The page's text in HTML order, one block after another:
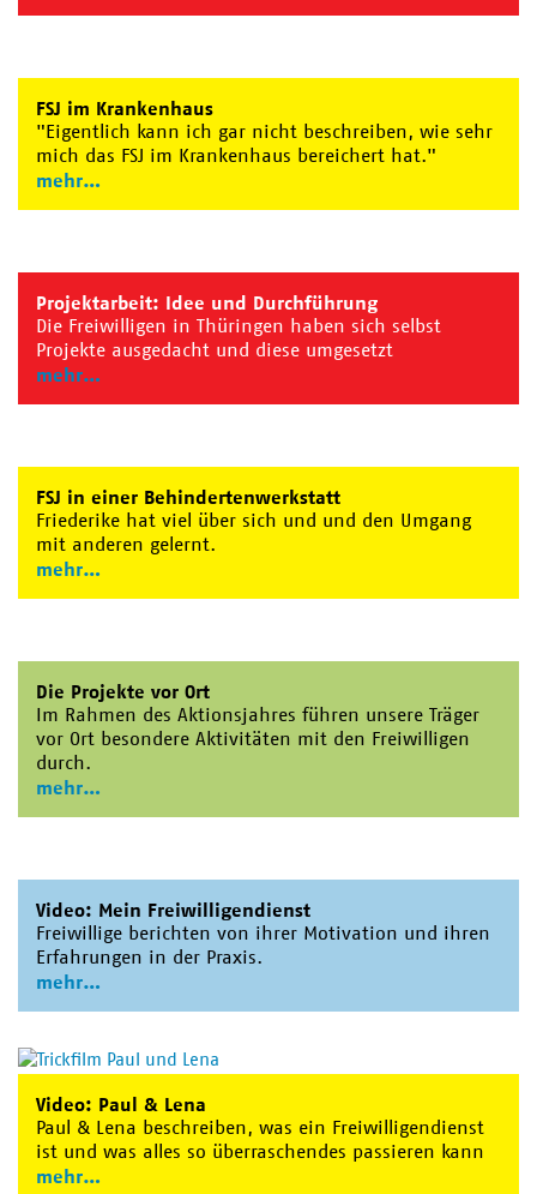
FSJ im Krankenhaus
"Eigentlich kann ich gar nicht beschreiben, wie sehr
mich das FSJ im Krankenhaus bereichert hat."
mehr
Projektarbeit: Idee und Durchführung
Die Freiwilligen in Thüringen haben sich selbst
Projekte ausgedacht und diese umgesetzt
mehr
FSJ in einer Behindertenwerkstatt
Friederike hat viel über sich und und den Umgang
mit anderen gelernt.
mehr
Die Projekte vor Ort
Im Rahmen des Aktionsjahres führen unsere Träger
vor Ort besondere Aktivitäten mit den Freiwilligen
durch.
mehr
Video: Mein Freiwilligendienst
Freiwillige berichten von ihrer Motivation und ihren
Erfahrungen in der Praxis.
mehr
Video: Paul & Lena
Paul & Lena beschreiben, was ein Freiwilligendienst
ist und was alles so überraschendes passieren kann
mehr